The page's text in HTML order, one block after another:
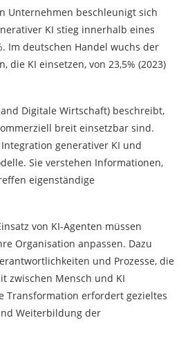
Unternehmen beschleunigt sich
KI stieg innerhalb eines
Im deutschen Handel wuchs der
die KI einsetzen, von 23,5% (2023)
Digitale Wirtschaft) beschreibt,
breit einsetzbar sind.
generativer KI und
Sie verstehen Informationen,
eigenständige
von KI-Agenten müssen
Organisation anpassen. Dazu
und Prozesse, die
zwischen Mensch und KI
Transformation erfordert gezieltes
Weiterbildung der